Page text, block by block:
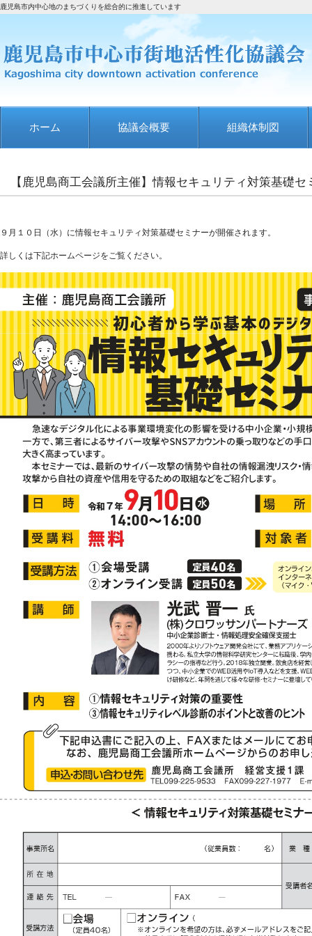
鹿児島市内中心地のまちづくりを総合的に推進しています
ホーム 協議会概要 組織体制図
【鹿児島商工会議所主催】情報セキュリティ対策基礎
９月１０日（水）に情報セキュリティ対策基礎セミナーが開催されます。
詳しくは下記ホームページをご覧ください。